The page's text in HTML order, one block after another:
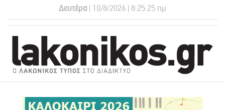
Δευτέρα | 10/8/2026 | 8:25:25 πμ